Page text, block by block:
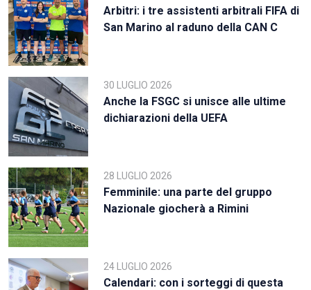
Arbitri: i tre assistenti arbitrali FIFA di
San Marino al raduno della CAN C
30 LUGLIO 2026
Anche la FSGC si unisce alle ultime
dichiarazioni della UEFA
28 LUGLIO 2026
Femminile: una parte del gruppo
Nazionale giocherà a Rimini
24 LUGLIO 2026
Calendari: con i sorteggi di questa